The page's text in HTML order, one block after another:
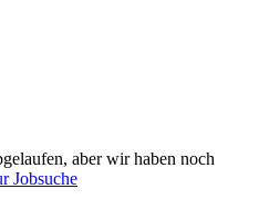
aber wir haben noch
Jobsuche